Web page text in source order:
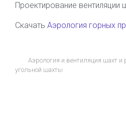
Проектирование вентиляции
Скачать Аэрология горных
Аэрология и вентиляция шахт и
угольной шахты